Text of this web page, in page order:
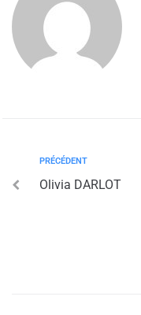
PRÉCÉDENT
Olivia DARLOT